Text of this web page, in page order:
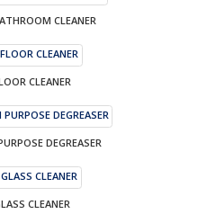
CLEANER
CLEANER
DEGREASER
CLEANER